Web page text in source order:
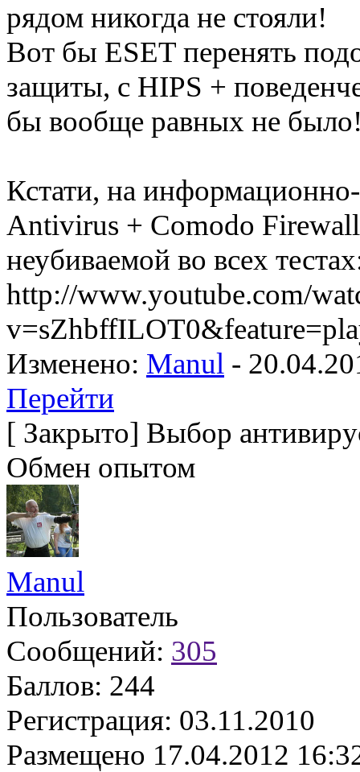
рядом никогда не стояли!
Вот бы ESET перенять
защиты, с HIPS +
бы вообще равных не
Кстати, на
Antivirus + Comodo
неубиваемой во всех
http://www.youtube.com/
Изменено: Manul -
Перейти
[ Закрыто] Выбор
Обмен опытом
Manul
Пользователь
Сообщений: 305
Баллов: 244
Регистрация: 03.11.2010
Размещено 17.04.2012